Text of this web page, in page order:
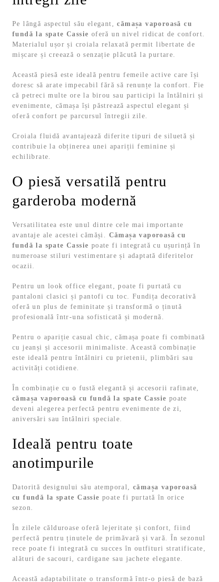
Pe lângă aspectul său elegant,cămașa vaporoasă cu
fundă la spate Cassie oferă un nivel ridicat de confort.
Materialul ușor și croiala relaxată permit libertate de
mișcare și creează o senzație plăcută la purtare.
Această piesă este ideală pentru femeile active care își
doresc să arate impecabil fără să renunțe la confort. Fie
că petreci multe ore la birou sau participi la întâlniri și
evenimente, cămașa își păstrează aspectul elegant și
oferă confort pe parcursul întregii zile.
Croiala fluidă avantajează diferite tipuri de siluetă și
contribuie la obținerea unei apariții feminine și
echilibrate.
O piesă versatilă pentru
garderoba modernă
Versatilitatea este unul dintre cele mai importante
avantaje ale acestei cămăși. Cămașa vaporoasă cu
fundă la spate Cassie poate fi integrată cu ușurință în
numeroase stiluri vestimentare și adaptată diferitelor
ocazii.
Pentru un look office elegant, poate fi purtată cu
pantaloni clasici și pantofi cu toc. Fundița decorativă
oferă un plus de feminitate și transformă o ținută
profesională într-una sofisticată și modernă.
Pentru o apariție casual chic, cămașa poate fi combinată
cu jeanși și accesorii minimaliste. Această combinație
este ideală pentru întâlniri cu prietenii, plimbări sau
activități cotidiene.
În combinație cu o fustă elegantă și accesorii rafinate,
cămașa vaporoasă cu fundă la spate Cassie poate
deveni alegerea perfectă pentru evenimente de zi,
aniversări sau întâlniri speciale.
Ideală pentru toate
anotimpurile
Datorită designului său atemporal,cămașa vaporoasă
cu fundă la spate Cassie poate fi purtată în orice
sezon.
În zilele călduroase oferă lejeritate și confort, fiind
perfectă pentru ținutele de primăvară și vară. În sezonul
rece poate fi integrată cu succes în outfituri stratificate,
alături de sacouri, cardigane sau jachete elegante.
Această adaptabilitate o transformă într-o piesă de bază